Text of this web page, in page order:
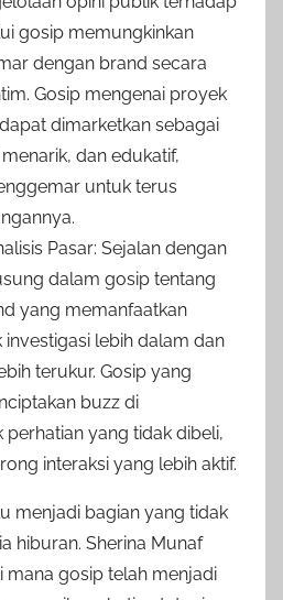
gosip memungkinkan
dengan brand secara
Gosip mengenai proyek
dimarketkan sebagai
dan edukatif,
untuk terus
Pasar: Sejalan dengan
dalam gosip tentang
yang memanfaatkan
lebih dalam dan
terukur. Gosip yang
buzz di
perhatian yang tidak dibeli,
interaksi yang lebih aktif.
menjadi bagian yang tidak
hiburan. Sherina Munaf
mana gosip telah menjadi